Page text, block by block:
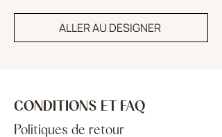
ALLER AU DESIGNER
CONDITIONS ET FAQ
Politiques de retour